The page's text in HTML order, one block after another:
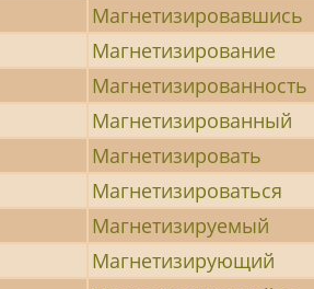
Магнетизировавшись
Магнетизирование
Магнетизированность
Магнетизированный
Магнетизировать
Магнетизироваться
Магнетизируемый
Магнетизирующий